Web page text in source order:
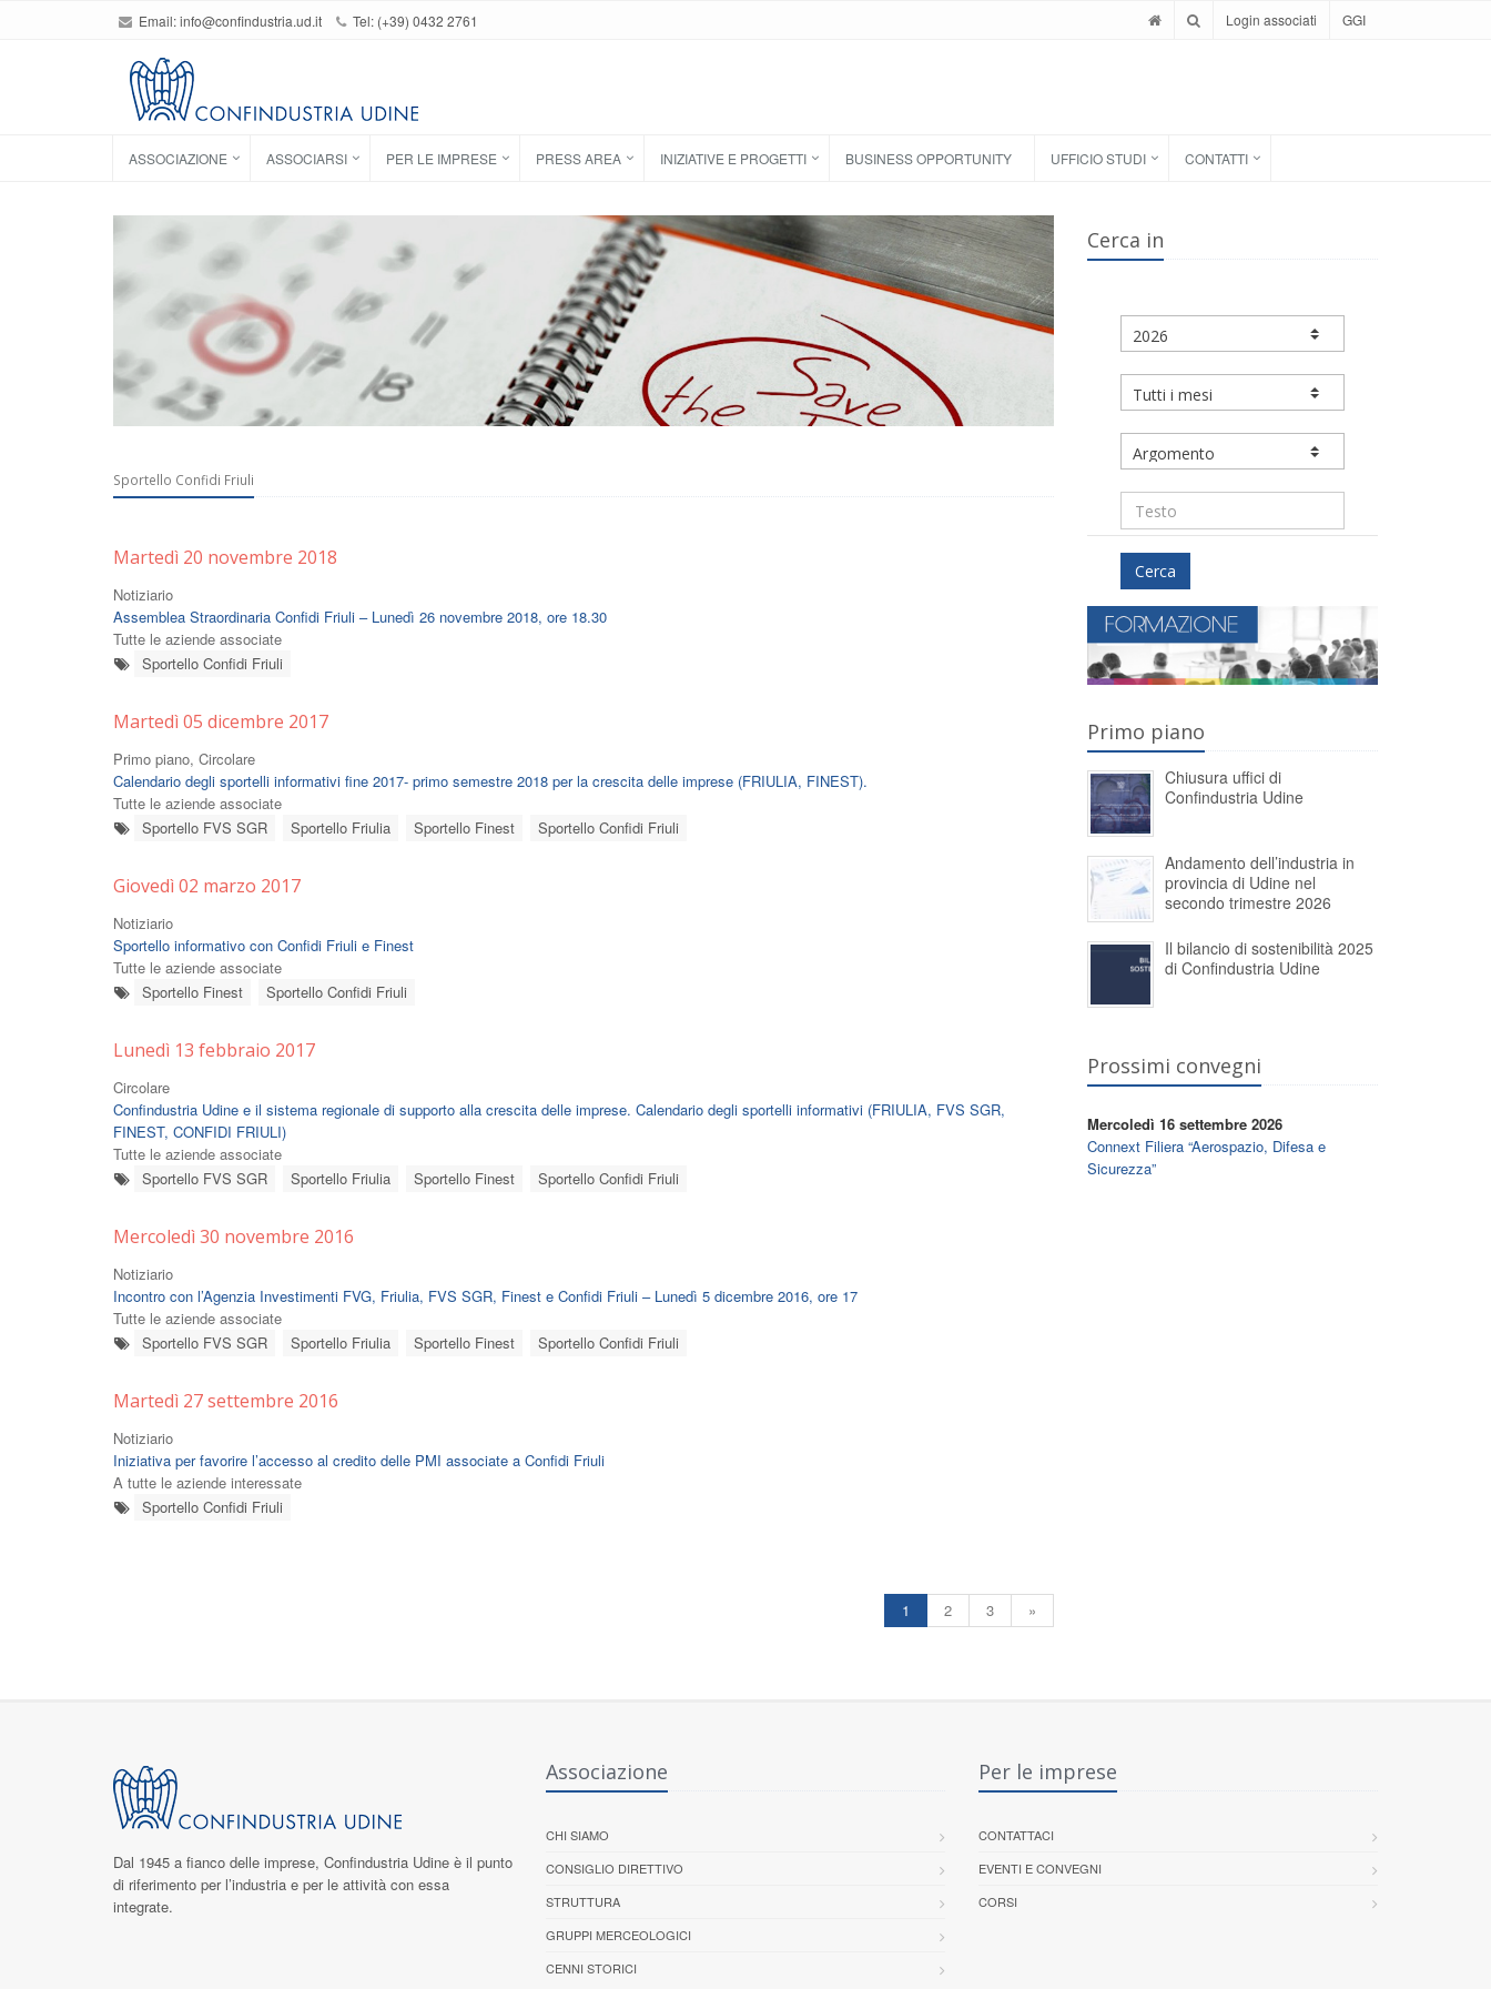
Email:info@confindustria.ud.it Tel: (+39) 0432 2761 Login associati GGI
ASSOCIAZIONE ASSOCIARSI PER LE IMPRESE PRESS AREA INIZIATIVE E PROGETTI BUSINESS OPPORTUNITY UFFICIO STUDI CONTATTI
Sportello Confidi Friuli
Martedì 20 novembre 2018
Notiziario
Assemblea Straordinaria Confidi Friuli – Lunedì 26 novembre 2018, ore 18.30
Tutte le aziende associate
Sportello Confidi Friuli
Martedì 05 dicembre 2017
Primo piano, Circolare
Calendario degli sportelli informativi fine 2017- primo semestre 2018 per la crescita delle imprese (FRIULIA, FINEST).
Tutte le aziende associate
Sportello FVS SGR
Sportello Friulia Sportello Finest Sportello Confidi Friuli
Giovedì 02 marzo 2017
Notiziario
Sportello informativo con Confidi Friuli e Finest
Tutte le aziende associate
Sportello Finest
Sportello Confidi Friuli
Lunedì 13 febbraio 2017
Circolare
Confindustria Udine e il sistema regionale di supporto alla crescita delle imprese. Calendario degli sportelli informativi (FRIULIA, FVS SGR,
FINEST, CONFIDI FRIULI)
Tutte le aziende associate
Sportello FVS SGR
Sportello Friulia Sportello Finest Sportello Confidi Friuli
Mercoledì 30 novembre 2016
Notiziario
Incontro con l’Agenzia Investimenti FVG, Friulia, FVS SGR, Finest e Confidi Friuli – Lunedì 5 dicembre 2016, ore 17
Tutte le aziende associate
Sportello FVS SGR
Sportello Friulia Sportello Finest Sportello Confidi Friuli
Martedì 27 settembre 2016
Notiziario
Iniziativa per favorire l’accesso al credito delle PMI associate a Confidi Friuli
A tutte le aziende interessate
Sportello Confidi Friuli
1 2 3 »
Cerca in
Cerca
Primo piano
Chiusura uffici di
Confindustria Udine
Andamento dell’industria in
provincia di Udine nel
secondo trimestre 2026
Il bilancio di sostenibilità 2025
di Confindustria Udine
Prossimi convegni
Mercoledì 16 settembre 2026
Connext Filiera “Aerospazio, Difesa e
Sicurezza”
Dal 1945 a fianco delle imprese, Confindustria Udine è il punto
di riferimento per l’industria e per le attività con essa
integrate.
Associazione
CHI SIAMO
CONSIGLIO DIRETTIVO
STRUTTURA
GRUPPI MERCEOLOGICI
CENNI STORICI
Per le imprese
CONTATTACI
EVENTI E CONVEGNI
CORSI